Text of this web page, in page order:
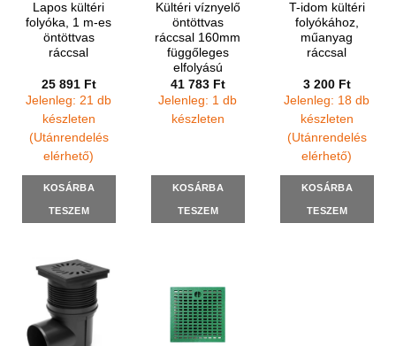
Lapos kültéri
folyóka, 1 m-es
öntöttvas
ráccsal
25 891 Ft
Jelenleg: 21 db
készleten
(Utánrendelés
elérhető)
KOSÁRBA
TESZEM
Kültéri víznyelő
öntöttvas
ráccsal 160mm
függőleges
elfolyású
41 783 Ft
Jelenleg: 1 db
készleten
KOSÁRBA
TESZEM
T-idom kültéri
folyókához,
műanyag
ráccsal
3 200 Ft
Jelenleg: 18 db
készleten
(Utánrendelés
elérhető)
KOSÁRBA
TESZEM